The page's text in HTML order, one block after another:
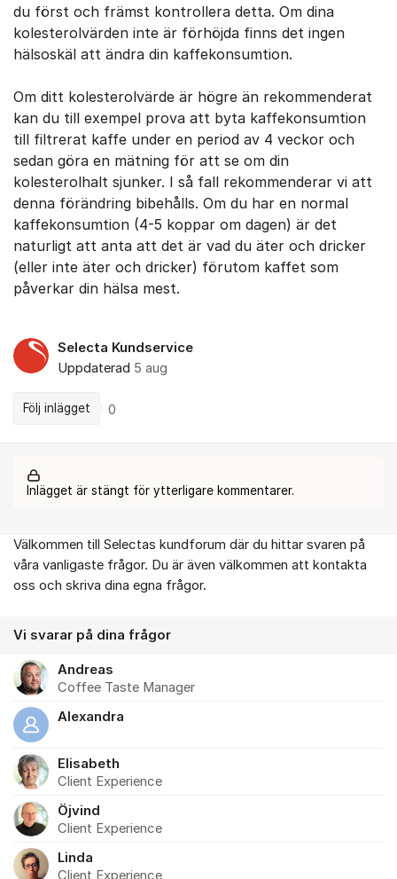
du först och främst kontrollera detta. Om dina
kolesterolvärden inte är förhöjda finns det ingen
hälsoskäl att ändra din kaffekonsumtion.
Om ditt kolesterolvärde är högre än rekommenderat
kan du till exempel prova att byta kaffekonsumtion
till filtrerat kaffe under en period av 4 veckor och
sedan göra en mätning för att se om din
kolesterolhalt sjunker. I så fall rekommenderar vi att
denna förändring bibehålls. Om du har en normal
kaffekonsumtion (4-5 koppar om dagen) är det
naturligt att anta att det är vad du äter och dricker
(eller inte äter och dricker) förutom kaffet som
påverkar din hälsa mest.
Selecta Kundservice
Uppdaterad 5 aug
Följ inlägget 0
Inlägget är stängt för ytterligare kommentarer.
Om forumet
Välkommen till Selectas kundforum där du hittar svaren på
våra vanligaste frågor. Du är även välkommen att kontakta
oss och skriva dina egna frågor.
Vi svarar på dina frågor
Andreas
Coffee Taste Manager
Alexandra
Elisabeth
Client Experience
Öjvind
Client Experience
Linda
Client Experience